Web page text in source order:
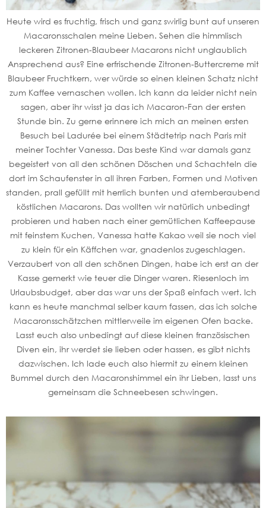
Heute wird es fruchtig, frisch und ganz swirlig bunt auf unseren
Macaronsschalen meine Lieben. Sehen die himmlisch
leckeren Zitronen-Blaubeer Macarons nicht unglaublich
Ansprechend aus? Eine erfrischende Zitronen-Buttercreme mit
Blaubeer Fruchtkern, wer würde so einen kleinen Schatz nicht
zum Kaffee vernaschen wollen. Ich kann da leider nicht nein
sagen, aber ihr wisst ja das ich Macaron-Fan der ersten
Stunde bin. Zu gerne erinnere ich mich an meinen ersten
Besuch bei Ladurée bei einem Städtetrip nach Paris mit
meiner Tochter Vanessa. Das beste Kind war damals ganz
begeistert von all den schönen Döschen und Schachteln die
dort im Schaufenster in all ihren Farben, Formen und Motiven
standen, prall gefüllt mit herrlich bunten und atemberaubend
köstlichen Macarons. Das wollten wir natürlich unbedingt
probieren und haben nach einer gemütlichen Kaffeepause
mit feinstem Kuchen, Vanessa hatte Kakao weil sie noch viel
zu klein für ein Käffchen war, gnadenlos zugeschlagen.
Verzaubert von all den schönen Dingen, habe ich erst an der
Kasse gemerkt wie teuer die Dinger waren. Riesenloch im
Urlaubsbudget, aber das war uns der Spaß einfach wert. Ich
kann es heute manchmal selber kaum fassen, das ich solche
Macaronsschätzchen mittlerweile im eigenen Ofen backe.
Lasst euch also unbedingt auf diese kleinen französischen
Diven ein, ihr werdet sie lieben oder hassen, es gibt nichts
dazwischen. Ich lade euch also hiermit zu einem kleinen
Bummel durch den Macaronshimmel ein ihr Lieben, lasst uns
gemeinsam die Schneebesen schwingen.